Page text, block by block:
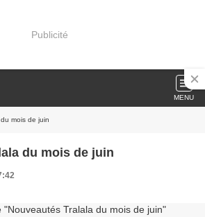
Publicité
MENU
mois de juin
du mois de juin